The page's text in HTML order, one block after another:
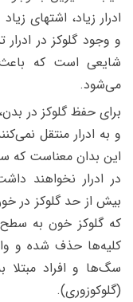
ادرار زیاد، اشتهای
و وجود گلوکز در
شایعی است که
می‌شود.
برای حفظ گلوکز در
و به ادرار منتقل
این بدان معناست که
در ادرار نخواهند
بیش از حد گلوکز در
که گلوکز خون به
کلیه‌ها حذف شده و
سگ‌ها و افراد مبتلا
(گلوکوزوری).